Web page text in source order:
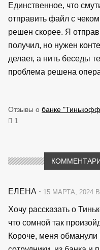
Единственное, что
отправить файл с
решен скорее. Я
получил, но нужен
делает, а нить беседы
проблема решена
Отзывы о банке
1
ЕЛЕНА · 15 МАРТА, 2024
Хочу рассказать о
что сомной так
Короче, меня